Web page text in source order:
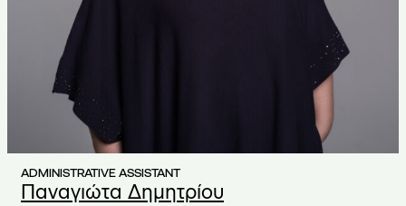
ADMINISTRATIVE ASSISTANT
Παναγιώτα Δημητρίου